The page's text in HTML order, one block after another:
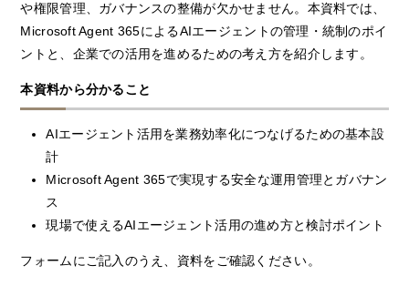
や権限管理、ガバナンスの整備が欠かせません。本資料では、
Microsoft Agent 365によるAIエージェントの管理・統制のポイ
ントと、企業での活用を進めるための考え方を紹介します。
本資料から分かること
AIエージェント活用を業務効率化につなげるための基本設
計
Microsoft Agent 365で実現する安全な運用管理とガバナン
ス
現場で使えるAIエージェント活用の進め方と検討ポイント
フォームにご記入のうえ、資料をご確認ください。